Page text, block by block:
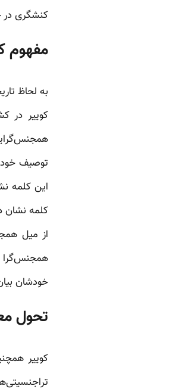
کنشگری در
مفهوم
به لحاظ
این کلمه
کلمه نشان
از میل
همجنس‌گرا
خودشان
تحول
کوییر